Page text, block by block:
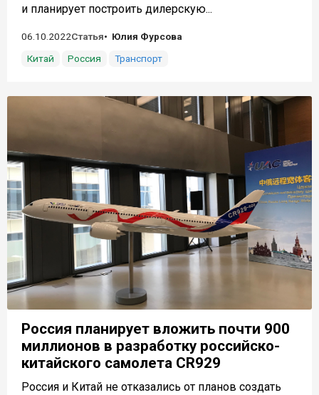
и планирует построить дилерскую...
06.10.2022Статья
Юлия Фурсова
Китай
Россия Транспорт
Россия планирует вложить почти 900
миллионов в разработку российско-
китайского самолета CR929
Россия и Китай не отказались от планов создать